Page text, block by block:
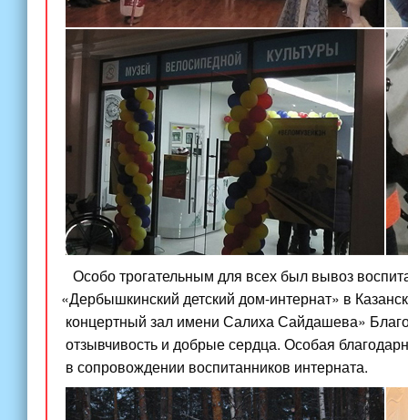
Особо трогательным для всех был вывоз
«Дербышкинский детский дом-интернат» в
концертный зал имени Салиха Сайдашева»
отзывчивость и добрые сердца. Особая
в сопровождении воспитанников интерната.